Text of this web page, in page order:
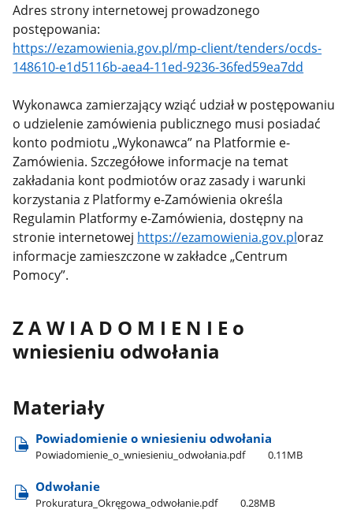
Adres strony internetowej prowadzonego
postępowania:
https://ezamowienia.gov.pl/mp-client/tenders/ocds-
148610-e1d5116b-aea4-11ed-9236-36fed59ea7dd
Wykonawca zamierzający wziąć udział w postępowaniu
o udzielenie zamówienia publicznego musi posiadać
konto podmiotu „Wykonawca” na Platformie e-
Zamówienia. Szczegółowe informacje na temat
zakładania kont podmiotów oraz zasady i warunki
korzystania z Platformy e-Zamówienia określa
Regulamin Platformy e-Zamówienia, dostępny na
stronie internetowej https://ezamowienia.gov.ploraz
informacje zamieszczone w zakładce „Centrum
Pomocy”.
Z A W I A D O M I E N I E o
wniesieniu odwołania
Materiały
Powiadomienie o wniesieniu odwołania
Powiadomienie​_o​_wniesieniu​_odwołania.pdf 0.11MB
Odwołanie
Prokuratura​_Okręgowa​_odwołanie.pdf 0.28MB